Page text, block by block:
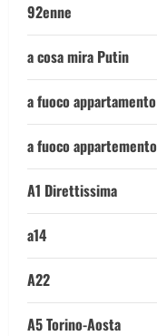
92enne
a cosa mira Putin
a fuoco appartamento
a fuoco appartemento
A1 Direttissima
a14
A22
A5 Torino-Aosta